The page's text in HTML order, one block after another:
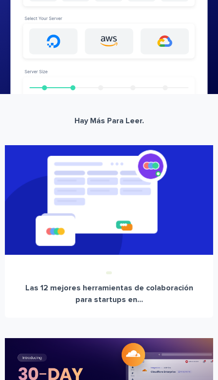
Hay Más Para Leer.
Las 12 mejores herramientas de colaboración
para startups en...